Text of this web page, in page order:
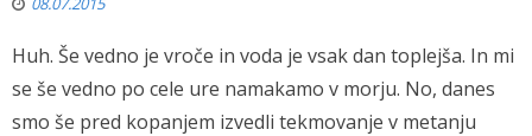
Huh. Še vedno je vroče in voda je vsak dan toplejša. In mi
se še vedno po cele ure namakamo v morju. No, danes
smo še pred kopanjem izvedli tekmovanje v metanju